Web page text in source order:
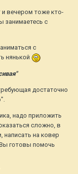
и вечером тоже кто-
занимаетесь с
с
нянькой
достаточно
надо приложить
сложно, в
на ковер
готовы помочь